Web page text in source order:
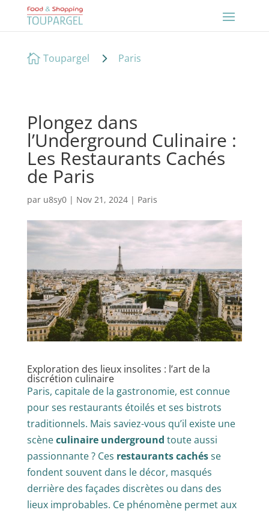
 Toupargel 5 Paris
Plongez dans
l’Underground Culinaire :
Les Restaurants Cachés
de Paris
par u8sy0| Nov 21, 2024| Paris
Exploration des lieux insolites : l’art de la
discrétion culinaire
Paris, capitale de la gastronomie, est connue
pour ses restaurants étoilés et ses bistrots
traditionnels. Mais saviez-vous qu’il existe une
scèneculinaire underground toute aussi
passionnante ? Ces restaurants cachésse
fondent souvent dans le décor, masqués
derrière des façades discrètes ou dans des
lieux improbables. Ce phénomène permet aux